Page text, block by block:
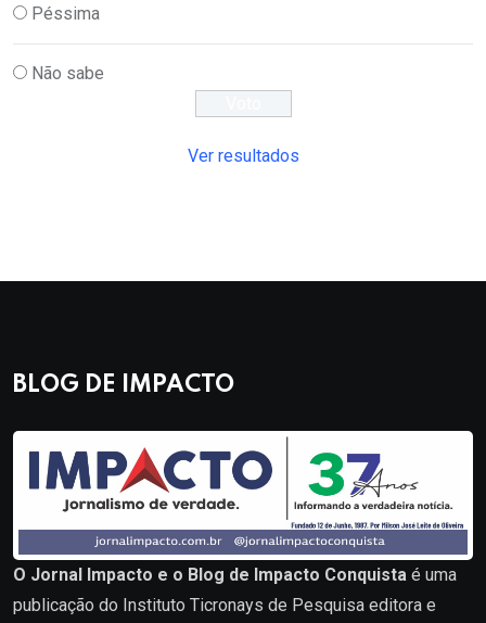
Péssima
Não sabe
Ver resultados
BLOG DE IMPACTO
O Jornal Impacto e o Blog de Impacto Conquista é uma
publicação do Instituto Ticronays de Pesquisa editora e